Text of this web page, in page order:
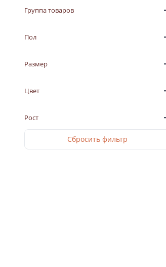
Группа товаров
Пол
Размер
Цвет
Рост